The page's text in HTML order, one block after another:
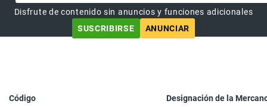
Disfrute de contenido sin anuncios y funciones adicionales
SUSCRIBIRSE
ANUNCIAR
Código
Designación de la